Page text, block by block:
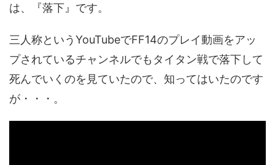
は、『落下』です。
三人称というYouTubeでFF14のプレイ動画をアッ
プされているチャンネルでもタイタン戦で落下して
死んでいくのを見ていたので、知ってはいたのです
が・・・。